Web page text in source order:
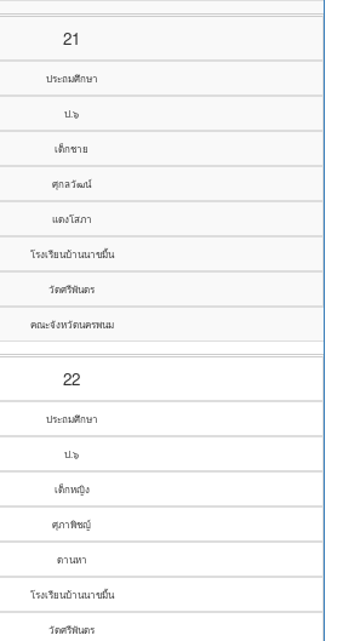
21
ประถมศึกษา
ป.๖
เด็กชาย
ศุกลวัฒน์
แดงโสภา
โรงเรียนบ้านนาขมิ้น
วัดศรีพันดร
คณะจังหวัดนครพนม
22
ประถมศึกษา
ป.๖
เด็กหญิง
ศุภาพิชญ์
ดานหา
โรงเรียนบ้านนาขมิ้น
วัดศรีพันดร